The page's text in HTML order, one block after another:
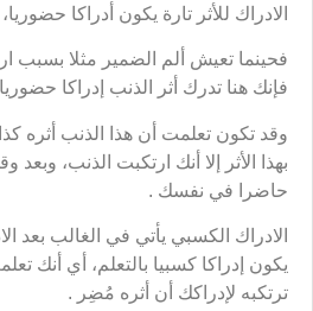
الادراك للأثر تارة يكون أدراكا
فحينما تعيش ألم الضمير مثلا بسبب
فإنك هنا تدرك أثر الذنب إدراكا
وقد تكون تعلمت أن هذا الذنب أثره
بهذا الأثر إلا أنك ارتكبت الذنب،
حاضرا في نفسك .
الادراك الكسبي يأتي في الغالب بعد
يكون إدراكا كسبيا بالتعلم، أي أنك
ترتكبه لإدراكك أن أثره مُضِر .